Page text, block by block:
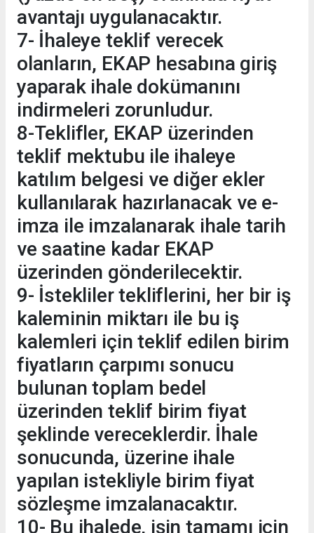
avantajı uygulanacaktır.
7- İhaleye teklif verecek
olanların, EKAP hesabına giriş
yaparak ihale dokümanını
indirmeleri zorunludur.
8-Teklifler, EKAP üzerinden
teklif mektubu ile ihaleye
katılım belgesi ve diğer ekler
kullanılarak hazırlanacak ve e-
imza ile imzalanarak ihale tarih
ve saatine kadar EKAP
üzerinden gönderilecektir.
9- İstekliler tekliflerini, her bir iş
kaleminin miktarı ile bu iş
kalemleri için teklif edilen birim
fiyatların çarpımı sonucu
bulunan toplam bedel
üzerinden teklif birim fiyat
şeklinde vereceklerdir. İhale
sonucunda, üzerine ihale
yapılan istekliyle birim fiyat
sözleşme imzalanacaktır.
10- Bu ihalede, işin tamamı için